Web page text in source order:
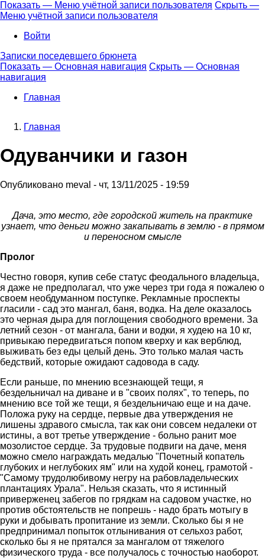
Перейти
к
содержанию
Меню
учётной
записи
пользователя
Показать — Меню учётной записи пользователя Скрыть —
Меню учётной записи пользователя
Войти
Записки поседевшего брюнета
Основная
навигация
Показать — Основная навигация Скрыть — Основная
навигация
Главная
навигации
Главная
Одуванчики и газон
Опубликовано meval - чт, 13/11/2025 - 19:59
Дача, это место, где городской житель на практике
узнает, что деньги можно закапывать в землю - в прямом
и переносном смысле
Пролог
Честно говоря, купив себе статус феодального владельца,
я даже не предполагал, что уже через три года я пожалею о
своем необдуманном поступке. Рекламные проспекты
гласили - сад это мангал, баня, водка. На деле оказалось
это черная дыра для поглощения свободного времени. За
летний сезон - от мангала, бани и водки, я худею на 10 кг,
привыкаю передвигаться попом кверху и как верблюд,
выживать без еды целый день. Это только малая часть
бедствий, которые ожидают садовода в саду.
Если раньше, по мнению всезнающей тещи, я
бездельничал на диване и в "своих полях", то теперь, по
мнению все той же тещи, я бездельничаю еще и на даче.
Положа руку на сердце, первые два утверждения не
лишены здравого смысла, так как они совсем недалеки от
истины, а вот третье утверждение - больно ранит мое
мозолистое сердце. За трудовые подвиги на даче, меня
можно смело награждать медалью "Почетный копатель
глубоких и неглубоких ям" или на худой конец, грамотой -
"Самому трудолюбивому негру на рабовладельческих
плантациях Урала". Нельзя сказать, что я истинный
приверженец забегов по грядкам на садовом участке, но
против обстоятельств не попрешь - надо брать мотыгу в
руки и добывать пропитание из земли. Сколько бы я не
предпринимал попыток отлынивания от сельхоз работ,
сколько бы я не прятался за мангалом от тяжелого
физического труда - все получалось с точностью наоборот.